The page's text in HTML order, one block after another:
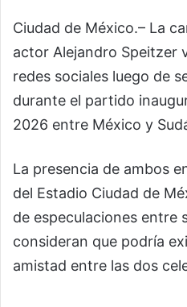
Ciudad de México.– La
actor Alejandro Speitzer
redes sociales luego de
durante el partido
2026 entre México y
La presencia de ambos
del Estadio Ciudad de
de especulaciones entre
consideran que podría
amistad entre las dos